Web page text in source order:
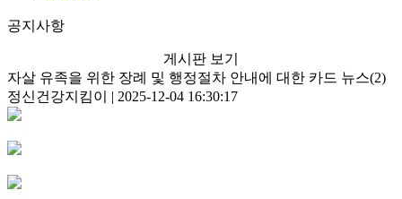
공지사항
게시판 보기
자살 유족을 위한 장례 및 행정절차 안내에 대한 카드 뉴스(2)
정신건강지킴이 | 2025-12-04 16:30:17